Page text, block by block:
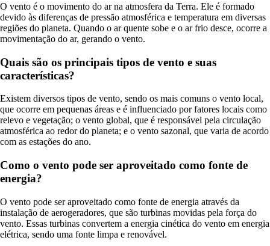
O vento é o movimento do ar na atmosfera da Terra. Ele é formado
devido às diferenças de pressão atmosférica e temperatura em diversas
regiões do planeta. Quando o ar quente sobe e o ar frio desce, ocorre a
movimentação do ar, gerando o vento.
Quais são os principais tipos de vento e suas
características?
Existem diversos tipos de vento, sendo os mais comuns o vento local,
que ocorre em pequenas áreas e é influenciado por fatores locais como
relevo e vegetação; o vento global, que é responsável pela circulação
atmosférica ao redor do planeta; e o vento sazonal, que varia de acordo
com as estações do ano.
Como o vento pode ser aproveitado como fonte de
energia?
O vento pode ser aproveitado como fonte de energia através da
instalação de aerogeradores, que são turbinas movidas pela força do
vento. Essas turbinas convertem a energia cinética do vento em energia
elétrica, sendo uma fonte limpa e renovável.